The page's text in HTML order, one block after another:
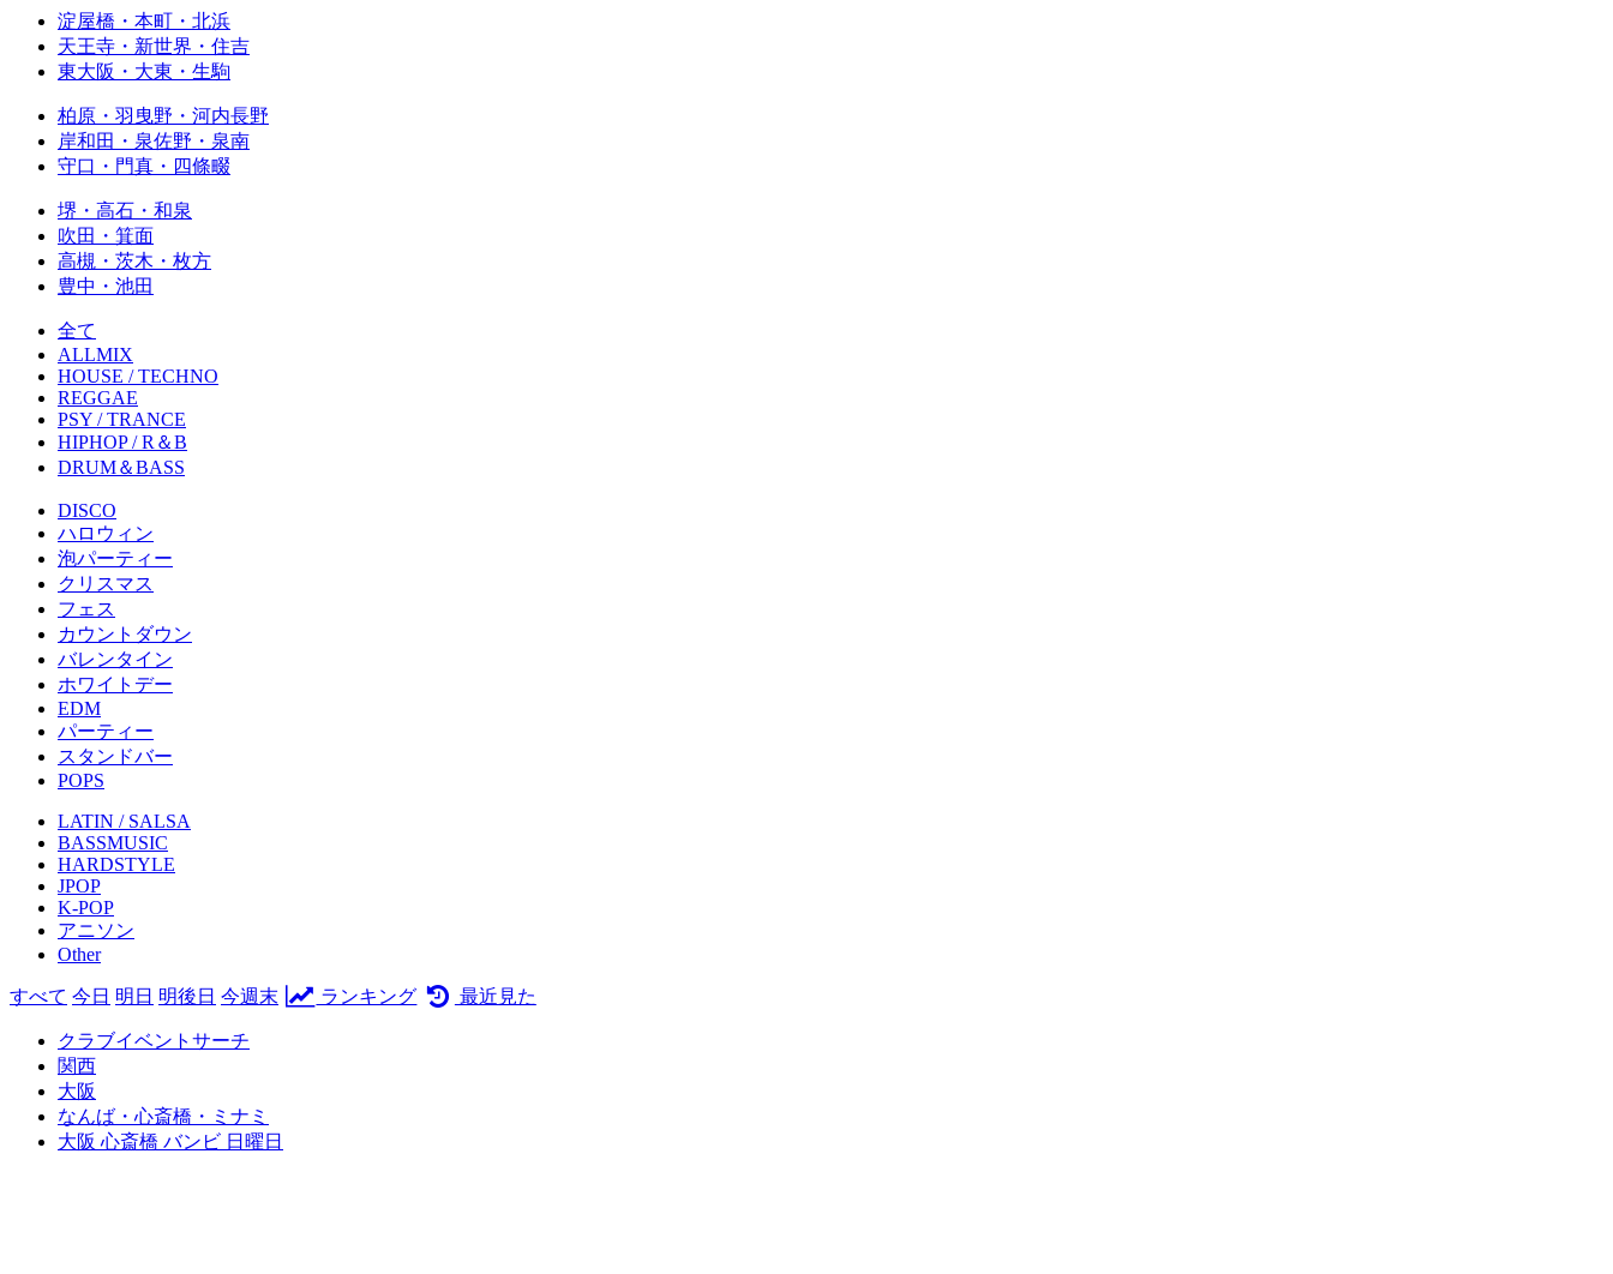
淀屋橋・本町・北浜
天王寺・新世界・住吉
東大阪・大東・生駒
柏原・羽曳野・河内長野
岸和田・泉佐野・泉南
守口・門真・四條畷
堺・高石・和泉
吹田・箕面
高槻・茨木・枚方
豊中・池田
全て
ALLMIX
HOUSE / TECHNO
REGGAE
PSY / TRANCE
HIPHOP / R＆B
DRUM＆BASS
DISCO
ハロウィン
泡パーティー
クリスマス
フェス
カウントダウン
バレンタイン
ホワイトデー
EDM
パーティー
スタンドバー
POPS
LATIN / SALSA
BASSMUSIC
HARDSTYLE
JPOP
K-POP
アニソン
Other
すべて 今日 明日 明後日 今週末 ランキング 最近見た
クラブイベントサーチ
関西
大阪
なんば・心斎橋・ミナミ
大阪 心斎橋 バンビ 日曜日